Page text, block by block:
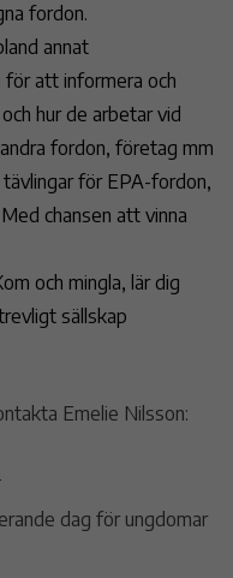
fordon.
annat
för att informera och
hur de arbetar vid
fordon, företag mm
för EPA-fordon,
chansen att vinna
och mingla, lär dig
sällskap
Emelie Nilsson:
dag för ungdomar